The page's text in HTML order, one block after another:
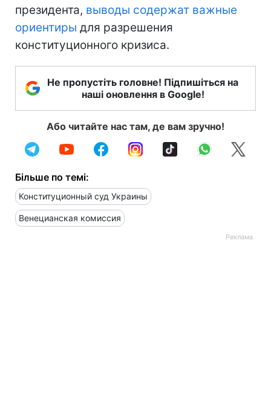
президента, выводы содержат важные
ориентиры для разрешения
конституционного кризиса.
Не пропустіть головне! Підпишіться на
наші оновлення в Google!
Або читайте нас там, де вам зручно!
Більше по темі:
Конституционный суд Украины
Венецианская комиссия